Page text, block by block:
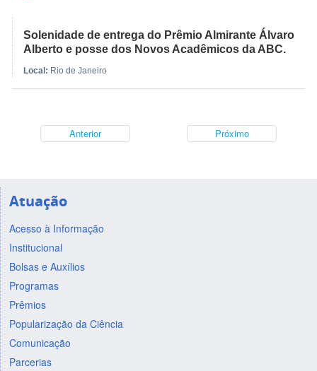
Solenidade de entrega do Prêmio Almirante Álvaro
Alberto e posse dos Novos Acadêmicos da ABC.
Local: Rio de Janeiro
Anterior Próximo
Atuação
Acesso à Informação
Institucional
Bolsas e Auxílios
Programas
Prêmios
Popularização da Ciência
Comunicação
Parcerias